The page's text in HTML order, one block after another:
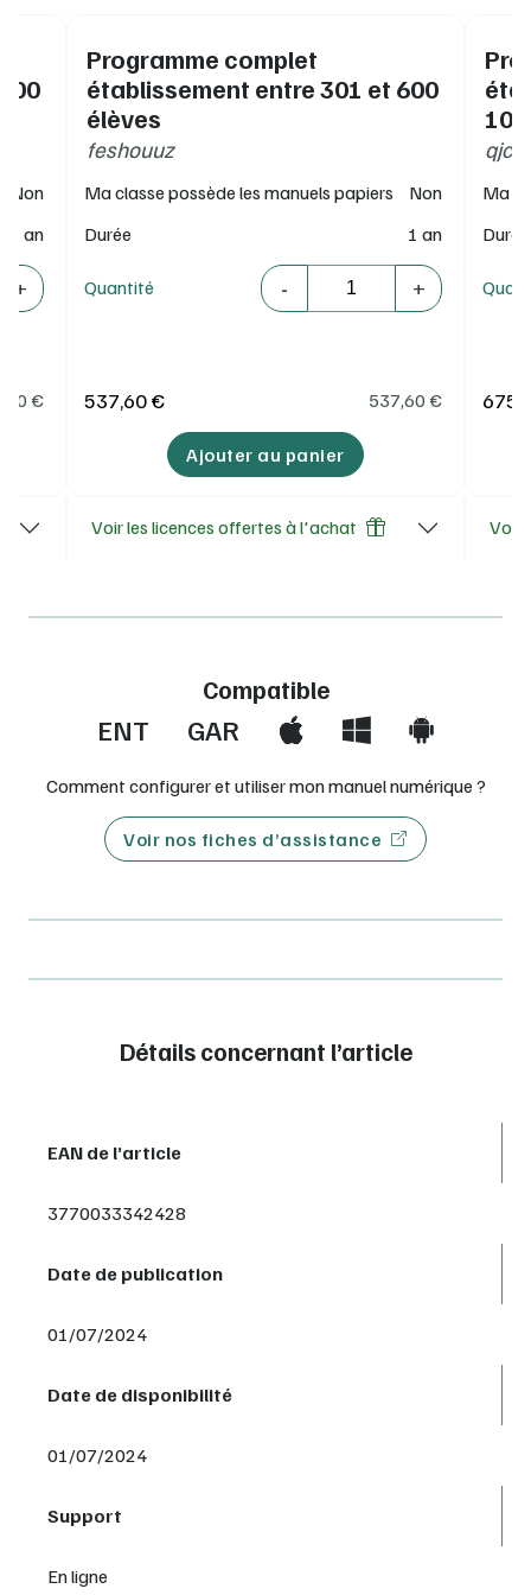
Non
1 an
+
€
Programme complet
établissement entre 301 et 600
élèves
feshouuz
Ma classe possède les manuels papiers
Non
Durée
1 an
Quantité -
Quantité
+
537,60 € 537,60 €
Ajouter au panier
Voir les licences offertes à l'achat
Ma
Durée
Voir
Compatible
ENT GAR
Comment configurer et utiliser mon manuel numérique ?
Voir nos fiches d’assistance
Détails concernant l’article
EAN de l’article
3770033342428
Date de publication
01/07/2024
Date de disponibilité
01/07/2024
Support
En ligne